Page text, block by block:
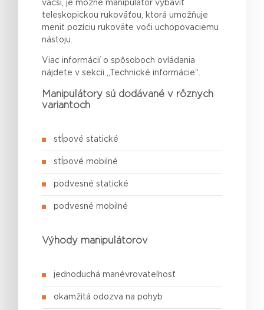
väčší, je možné manipulátor vybaviť
teleskopickou rukoväťou, ktorá umožňuje
meniť pozíciu rukoväte voči uchopovaciemu
nástoju.
Viac informácií o spôsoboch ovládania
nájdete v sekcii „Technické informácie“.
Manipulátory sú dodávané v rôznych
variantoch
stĺpové statické
stĺpové mobilné
podvesné statické
podvesné mobilné
Výhody manipulátorov
jednoduchá manévrovateľnosť
okamžitá odozva na pohyb